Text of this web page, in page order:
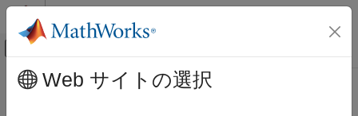
コンテンツへスキップ
オフキャンバス ナビゲーション メ
ドキュメンテーションのホーム
メインコンテンツ
大きさが異なるデータの正規化
Web サイトの選択